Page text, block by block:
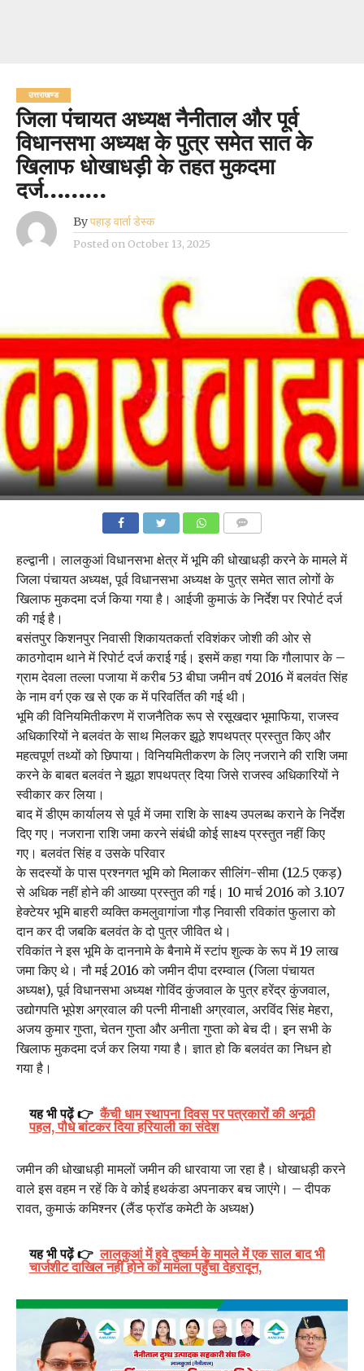
उत्तराखण्ड
जिला पंचायत अध्यक्ष नैनीताल और पूर्व
विधानसभा अध्यक्ष के पुत्र समेत सात के
खिलाफ धोखाधड़ी के तहत मुकदमा
दर्ज………
Byपहाड़ वार्ता डेस्क
Posted on October 13, 2025
हल्द्वानी। लालकुआं विधानसभा क्षेत्र में भूमि की धोखाधड़ी करने के मामले में
जिला पंचायत अध्यक्ष, पूर्व विधानसभा अध्यक्ष के पुत्र समेत सात लोगों के
खिलाफ मुकदमा दर्ज किया गया है। आईजी कुमाऊं के निर्देश पर रिपोर्ट दर्ज
की गई है।
बसंतपुर किशनपुर निवासी शिकायतकर्ता रविशंकर जोशी की ओर से
काठगोदाम थाने में रिपोर्ट दर्ज कराई गई। इसमें कहा गया कि गौलापार के –
ग्राम देवला तल्ला पजाया में करीब 53 बीघा जमीन वर्ष 2016 में बलवंत सिंह
के नाम वर्ग एक ख से एक क में परिवर्तित की गई थी।
भूमि की विनियमितीकरण में राजनैतिक रूप से रसूखदार भूमाफिया, राजस्व
अधिकारियों ने बलवंत के साथ मिलकर झूठे शपथपत्र प्रस्तुत किए और
महत्वपूर्ण तथ्यों को छिपाया। विनियमितीकरण के लिए नजराने की राशि जमा
करने के बाबत बलवंत ने झूठा शपथपत्र दिया जिसे राजस्व अधिकारियों ने
स्वीकार कर लिया।
बाद में डीएम कार्यालय से पूर्व में जमा राशि के साक्ष्य उपलब्ध कराने के निर्देश
दिए गए। नजराना राशि जमा करने संबंधी कोई साक्ष्य प्रस्तुत नहीं किए
गए। बलवंत सिंह व उसके परिवार
के सदस्यों के पास प्रश्नगत भूमि को मिलाकर सीलिंग-सीमा (12.5 एकड़)
से अधिक नहीं होने की आख्या प्रस्तुत की गई। 10 मार्च 2016 को 3.107
हेक्टेयर भूमि बाहरी व्यक्ति कमलुवागांजा गौड़ निवासी रविकांत फुलारा को
दान कर दी जबकि बलवंत के दो पुत्र जीवित थे।
रविकांत ने इस भूमि के दाननामे के बैनामे में स्टांप शुल्क के रूप में 19 लाख
जमा किए थे। नौ मई 2016 को जमीन दीपा दरम्वाल (जिला पंचायत
अध्यक्ष), पूर्व विधानसभा अध्यक्ष गोविंद कुंजवाल के पुत्र हरेंद्र कुंजवाल,
उद्योगपति भूपेश अग्रवाल की पत्नी मीनाक्षी अग्रवाल, अरविंद सिंह मेहरा,
अजय कुमार गुप्ता, चेतन गुप्ता और अनीता गुप्ता को बेच दी। इन सभी के
खिलाफ मुकदमा दर्ज कर लिया गया है। ज्ञात हो कि बलवंत का निधन हो
गया है।
यह भी पढ़ें 👉 कैंची धाम स्थापना दिवस पर पत्रकारों की अनूठी
पहल, पौधे बांटकर दिया हरियाली का संदेश
जमीन की धोखाधड़ी मामलों जमीन की धारवाया जा रहा है। धोखाधड़ी करने
वाले इस वहम न रहें कि वे कोई हथकंडा अपनाकर बच जाएंगे। – दीपक
रावत, कुमाऊं कमिश्नर (लैंड फ्रॉड कमेटी के अध्यक्ष)
यह भी पढ़ें 👉 लालकुआं में हुवे दुष्कर्म के मामले में एक साल बाद भी
चार्जशीट दाखिल नहीं होने का मामला पहुँचा देहरादून,